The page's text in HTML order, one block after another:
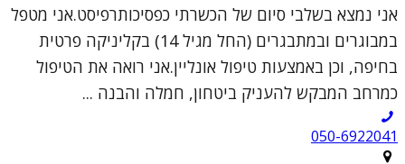
אני נמצא בשלבי סיום של הכשרתי כפסיכותרפיסט.אני מטפל
במבוגרים ובמתבגרים (החל מגיל 14) בקליניקה פרטית
בחיפה, וכן באמצעות טיפול אונליין.אני רואה את הטיפול
כמרחב המבקש להעניק ביטחון, חמלה והבנה ...
050-6922041